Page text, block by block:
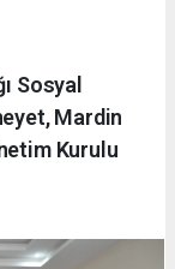
Sosyal
Mardin
Kurulu